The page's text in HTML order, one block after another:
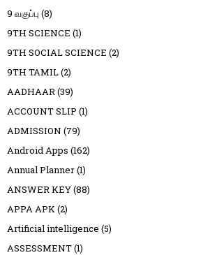
9 வகுப்பு (8)
9TH SCIENCE (1)
9TH SOCIAL SCIENCE (2)
9TH TAMIL(2)
AADHAAR(39)
ACCOUNT SLIP (1)
ADMISSION (79)
Android Apps (162)
Annual Planner(1)
ANSWER KEY(88)
APPA APK(2)
Artificial intelligence (5)
ASSESSMENT(1)